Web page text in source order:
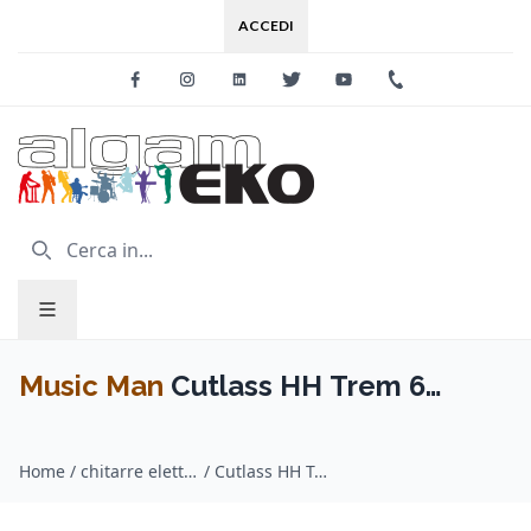
ACCEDI
FacebookInstagramLinkedinTwitter Youtube
Music Man Cutlass HH Trem 6
Home / chitarre elettriche / Music Man / Cutlass HH Trem 6 Richardson Purple